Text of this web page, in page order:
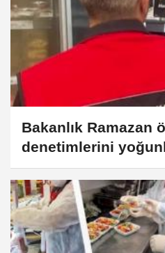
Bakanlık Ramazan
denetimlerini